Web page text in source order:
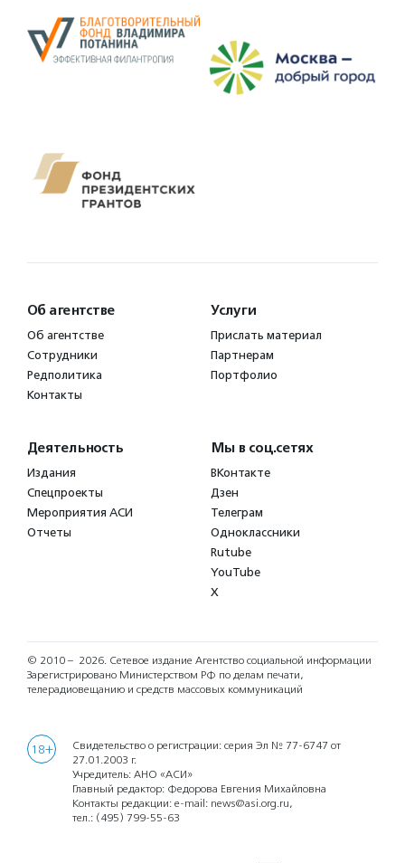
Об агентстве
Об агентстве
Сотрудники
Редполитика
Контакты
Услуги
Прислать материал
Партнерам
Портфолио
Деятельность
Издания
Спецпроекты
Мероприятия АСИ
Отчеты
Мы в соц.сетях
ВКонтакте
Дзен
Телеграм
Одноклассники
Rutube
YouTube
X
© 2010 – 2026. Сетевое издание Агентство социальной информации
Зарегистрировано Министерством РФ по делам печати,
телерадиовещанию и средств массовых коммуникаций
18+
Свидетельство о регистрации: серия Эл № 77-6747 от
27.01.2003 г.
Учредитель: АНО «АСИ»
Главный редактор: Федорова Евгения Михайловна
Контакты редакции: e-mail: news@asi.org.ru,
тел.: (495) 799-55-63